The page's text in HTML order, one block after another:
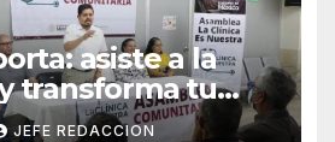
asiste a la
transforma tu
Bienestar
JEFE REDACCION